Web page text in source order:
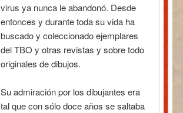
virus ya nunca le abandonó. Desde
entonces y durante toda su vida ha
buscado y coleccionado ejemplares
del TBO y otras revistas y sobre todo
originales de dibujos.
Su admiración por los dibujantes era
tal que con sólo doce años se saltaba